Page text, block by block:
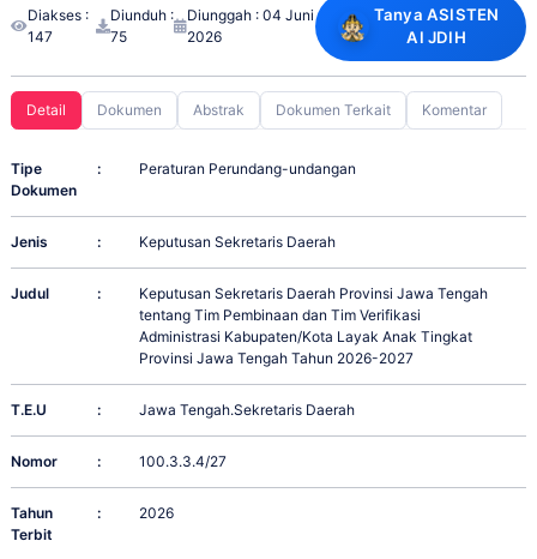
Diakses :
147
Diunduh :
75
Diunggah : 04 Juni
2026
Tanya ASISTEN
AI JDIH
Detail Dokumen Abstrak Dokumen Terkait Komentar
Tipe
Dokumen
: Peraturan Perundang-undangan
Jenis : Keputusan Sekretaris Daerah
Judul :
Keputusan Sekretaris Daerah Provinsi Jawa Tengah
tentang Tim Pembinaan dan Tim Verifikasi
Administrasi Kabupaten/Kota Layak Anak Tingkat
Provinsi Jawa Tengah Tahun 2026-2027
T.E.U : Jawa Tengah.Sekretaris Daerah
Nomor : 100.3.3.4/27
Tahun
Terbit
: 2026